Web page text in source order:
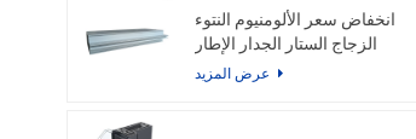
انخفاض سعر الألومنيوم النتوء
الزجاج الستار الجدار الإطار
الملامح للواجهة مخصصة